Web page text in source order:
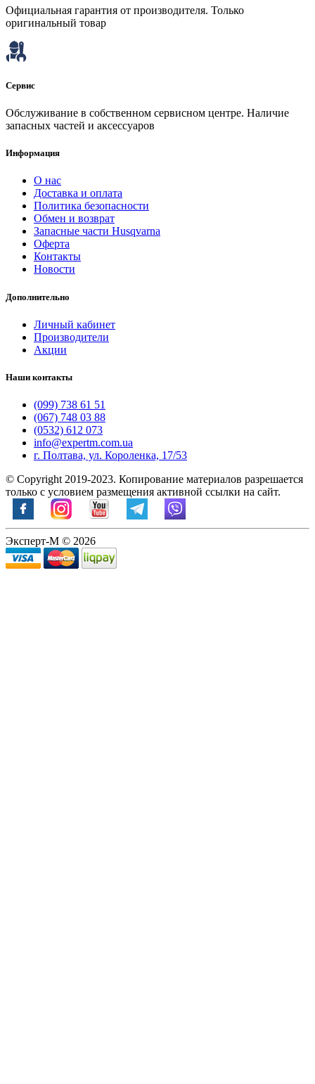
Официальная гарантия от производителя. Только
оригинальный товар
Сервис
Обслуживание в собственном сервисном центре. Наличие
запасных частей и аксессуаров
Информация
О нас
Доставка и оплата
Политика безопасности
Обмен и возврат
Запасные части Husqvarna
Оферта
Контакты
Новости
Дополнительно
Личный кабинет
Производители
Акции
Наши контакты
(099) 738 61 51
(067) 748 03 88
(0532) 612 073
info@expertm.com.ua
г. Полтава, ул. Короленка, 17/53
© Copyright 2019-2023. Копирование материалов разрешается
только с условием размещения активной ссылки на сайт.
Эксперт-М © 2026